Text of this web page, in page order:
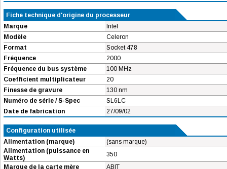
Fiche technique d'origine du processeur
Marque
Intel
Modèle
Celeron
Format
Socket 478
Fréquence
2000
Fréquence du bus système
100 MHz
Coefficient multiplicateur
20
Finesse de gravure
130 nm
Numéro de série / S-Spec
SL6LC
Date de fabrication
27/09/02
Configuration utilisée
Alimentation (marque)
(sans marque)
Alimentation (puissance en
Watts)
350
Marque de la carte mère
ABIT